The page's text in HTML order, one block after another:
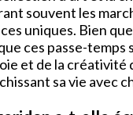
souvent les
uniques. Bien
ces passe-temps
et de la créativité
sa vie avec